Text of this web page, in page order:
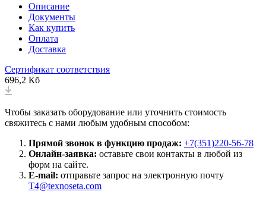
Описание
Документы
Как купить
Оплата
Доставка
Сертификат соответствия
696,2 Кб
Чтобы заказать оборудование или уточнить стоимость
свяжитесь с нами любым удобным способом:
Прямой звонок в функцию продаж: +7(351)220-56-78
Онлайн-заявка: оставьте свои контакты в любой из
форм на сайте.
E-mail: отправьте запрос на электронную почту
T4@texnoseta.com